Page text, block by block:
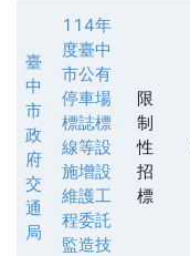
臺
中
市
政
府
交
通
局
114年
度臺中
市公有
停車場
標誌標
線等設
施增設
維護工
程委託
監造技
限
制
性
招
標